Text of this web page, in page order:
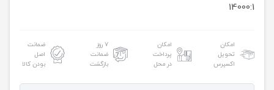
14000:1
امکان
تحویل
اکسپرس
امکان
پرداخت
در محل
۷ روز
ضمانت
بازگشت
ضمانت
اصل
بودن کالا